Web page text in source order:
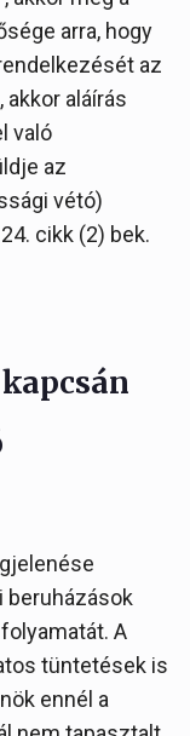
arra, hogy
az
aláírás
való
az
vétó)
cikk (2) bek.
beruházások
A
tüntetések is
ennél a